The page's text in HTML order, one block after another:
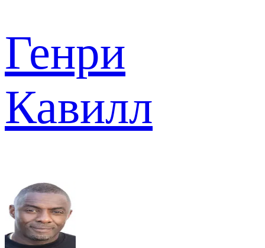
Генри
Кавилл